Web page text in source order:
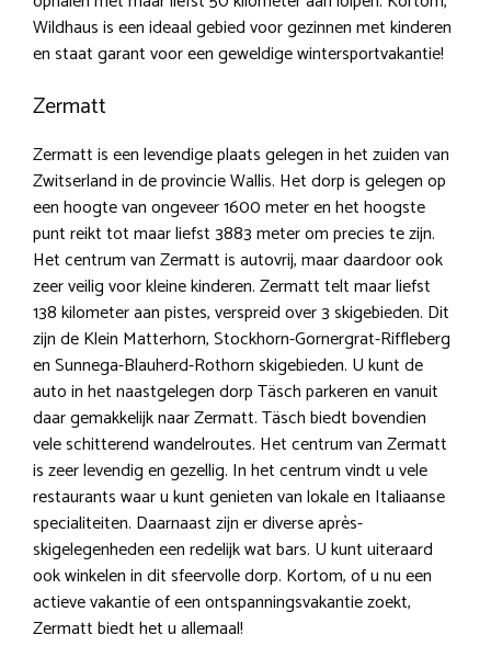
Wildhaus is een ideaal gebied voor gezinnen met kinderen
en staat garant voor een geweldige wintersportvakantie!
Zermatt
Zermatt is een levendige plaats gelegen in het zuiden van
Zwitserland in de provincie Wallis. Het dorp is gelegen op
een hoogte van ongeveer 1600 meter en het hoogste
punt reikt tot maar liefst 3883 meter om precies te zijn.
Het centrum van Zermatt is autovrij, maar daardoor ook
zeer veilig voor kleine kinderen. Zermatt telt maar liefst
138 kilometer aan pistes, verspreid over 3 skigebieden. Dit
zijn de Klein Matterhorn, Stockhorn-Gornergrat-Riffleberg
en Sunnega-Blauherd-Rothorn skigebieden. U kunt de
auto in het naastgelegen dorp Täsch parkeren en vanuit
daar gemakkelijk naar Zermatt. Täsch biedt bovendien
vele schitterend wandelroutes. Het centrum van Zermatt
is zeer levendig en gezellig. In het centrum vindt u vele
restaurants waar u kunt genieten van lokale en Italiaanse
specialiteiten. Daarnaast zijn er diverse après-
skigelegenheden een redelijk wat bars. U kunt uiteraard
ook winkelen in dit sfeervolle dorp. Kortom, of u nu een
actieve vakantie of een ontspanningsvakantie zoekt,
Zermatt biedt het u allemaal!